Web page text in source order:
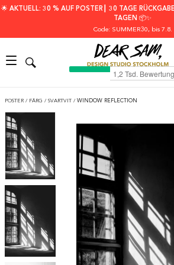
🌟 AKTUELL: 30 % AUF POSTER┃ 30 TAGE
TAGEN 📦✨
Code: SUMMER30, bis 7.8.
POSTER / FÄRG / SVARTVIT / WINDOW REFLECTION